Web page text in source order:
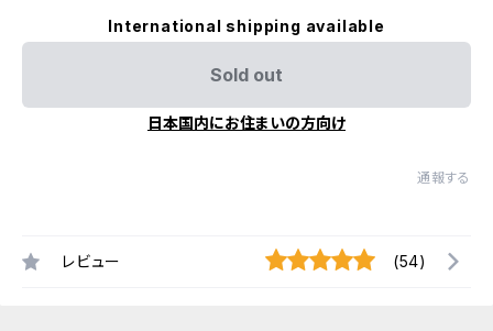
International shipping available
Sold out
日本国内にお住まいの方向け
通報する
レビュー (54)